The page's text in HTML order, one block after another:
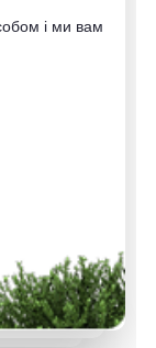
і ми вам